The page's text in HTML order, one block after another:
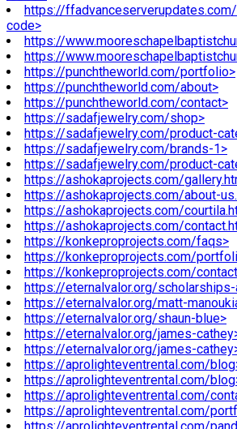
https://
code>
https://
https://
https://punchtheworld.com/portfolio>
https://punchtheworld.com/about>
https://punchtheworld.com/contact>
https://sadafjewelry.com/shop>
https://sadafjewelry.com/product-
https://sadafjewelry.com/brands-1>
https://sadafjewelry.com/product-
https://ashokaprojects.com/
https://ashokaprojects.com/about-
https://ashokaprojects.com/
https://ashokaprojects.com/
https://konkeproprojects.com/faqs>
https://konkeproprojects.com/
https://konkeproprojects.com/
https://eternalvalor.org/
https://eternalvalor.org/matt-
https://eternalvalor.org/shaun-blue>
https://eternalvalor.org/james-
https://eternalvalor.org/james-
https://aprolighteventrental.com/
https://aprolighteventrental.com/
https://aprolighteventrental.com/
https://aprolighteventrental.com/